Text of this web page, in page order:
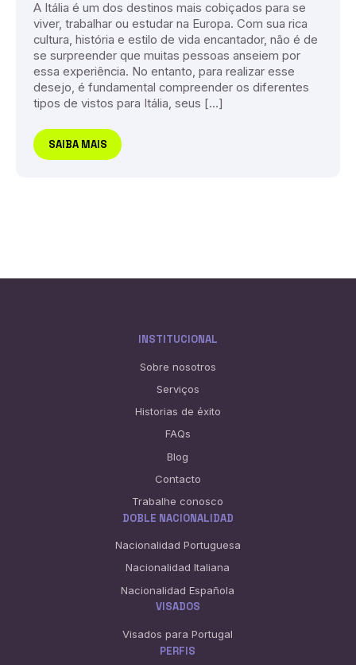
A Itália é um dos destinos mais cobiçados para se
viver, trabalhar ou estudar na Europa. Com sua rica
cultura, história e estilo de vida encantador, não é de
se surpreender que muitas pessoas anseiem por
essa experiência. No entanto, para realizar esse
desejo, é fundamental compreender os diferentes
tipos de vistos para Itália, seus […]
SAIBA MAIS
INSTITUCIONAL
Sobre nosotros
Serviços
Historias de éxito
FAQs
Blog
Contacto
Trabalhe conosco
DOBLE NACIONALIDAD
Nacionalidad Portuguesa
Nacionalidad Italiana
Nacionalidad Española
VISADOS
Visados para Portugal
PERFIS